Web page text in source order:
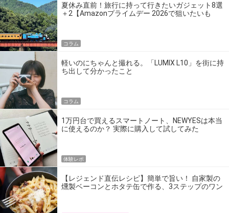
夏休み直前！旅行に持って行きたいガジェット8選
＋2【Amazonプライムデー 2026で狙いたいも
コラム
軽いのにちゃんと撮れる。「LUMIX L10」を街に持
ち出して分かったこと
コラム
1万円台で買えるスマートノート、NEWYESは本当
に使えるのか？ 実際に購入して試してみた
体験レポ
【レジェンド直伝レシピ】簡単で旨い！ 自家製の
燻製ベーコンとホタテ缶で作る、3ステップのワン